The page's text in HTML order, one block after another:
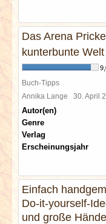
Das Arena
kunterbunte Welt
Buch-Tipps
Annika Lange 30. April
Autor(en)
Genre
Verlag
Erscheinungsjahr
Einfach
Do-it-yourself-
und große